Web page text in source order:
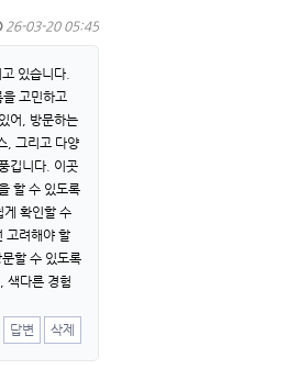
26-03-20 05:45
있습니다.
고민하고
어, 방문하는
, 그리고 다양
깁니다. 이곳
할 수 있도록
게 확인할 수
고려해야 할
할 수 있도록
색다른 경험
답변
삭제